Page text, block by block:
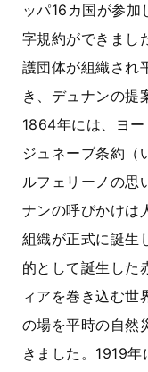
ッパ16カ国が参
字規約ができまし
護団体が組織され
き、デュナンの提
1864年には、ヨ
ジュネーブ条約（
ルフェリーノの思
ナンの呼びかけは
組織が正式に誕生
的として誕生した
ィアを巻き込む世
の場を平時の自然
きました。1919